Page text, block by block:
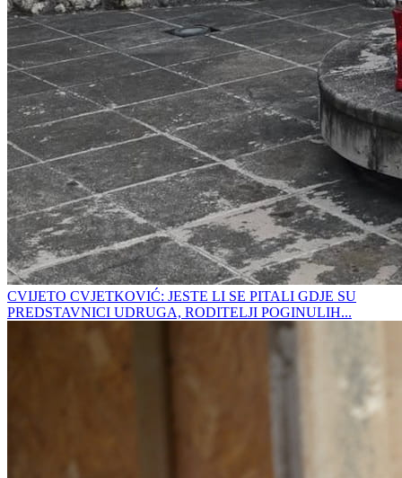
CVIJETO CVJETKOVIĆ: JESTE LI SE PITALI GDJE SU
PREDSTAVNICI UDRUGA, RODITELJI POGINULIH...